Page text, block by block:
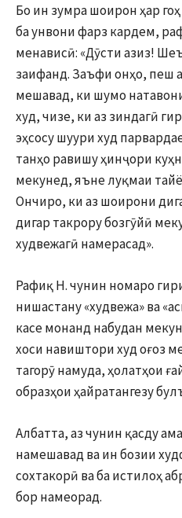
Бо ин зумра шоирон ҳар
ба унвони фарз кардем,
менависӣ: «Дӯсти азиз!
заифанд. Заъфи онҳо, пеш
мешавад, ки шумо
худ, чизе, ки аз зиндагӣ
эҳсосу шуури худ
танҳо равишу ҳинҷори
мекунед, яъне луқмаи
Ончиро, ки аз шоирони
дигар такрору бозгӯйӣ
худвежагӣ намерасад».
Рафиқ Н. чунин номаро
нишастану «худвежа» ва
касе монанд набудан
хоси навиштори худ оғоз
тагорӯ намуда, ҳолатҳои
образҳои ҳайратангезу
Албатта, аз чунин қасду
намешавад ва ин бозии
сохтакорӣ ва ба истилоҳ
бор намеорад.